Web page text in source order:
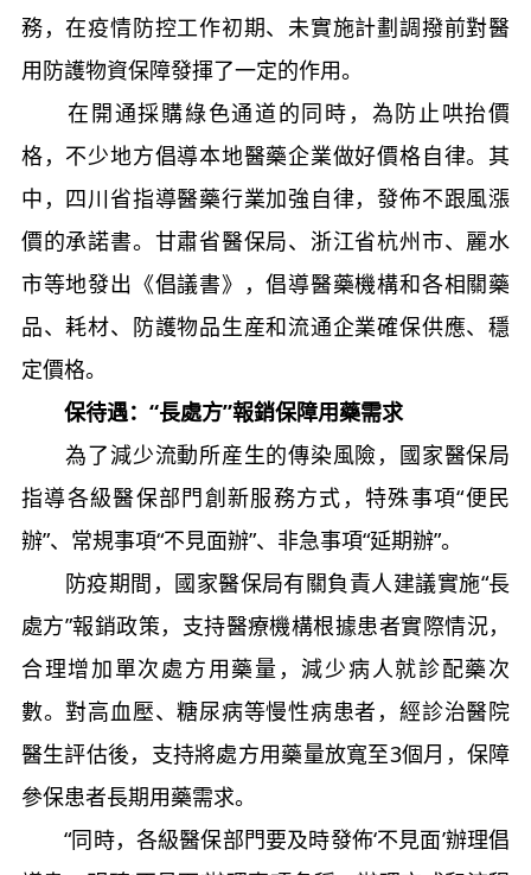
務，在疫情防控工作初期、未實施計劃調撥前對醫
用防護物資保障發揮了一定的作用。
在開通採購綠色通道的同時，為防止哄抬價
格，不少地方倡導本地醫藥企業做好價格自律。其
中，四川省指導醫藥行業加強自律，發佈不跟風漲
價的承諾書。甘肅省醫保局、浙江省杭州市、麗水
市等地發出《倡議書》，倡導醫藥機構和各相關藥
品、耗材、防護物品生産和流通企業確保供應、穩
定價格。
保待遇：“長處方”報銷保障用藥需求
為了減少流動所産生的傳染風險，國家醫保局
指導各級醫保部門創新服務方式，特殊事項“便民
辦”、常規事項“不見面辦”、非急事項“延期辦”。
防疫期間，國家醫保局有關負責人建議實施“長
處方”報銷政策，支持醫療機構根據患者實際情況，
合理增加單次處方用藥量，減少病人就診配藥次
數。對高血壓、糖尿病等慢性病患者，經診治醫院
醫生評估後，支持將處方用藥量放寬至3個月，保障
參保患者長期用藥需求。
“同時，各級醫保部門要及時發佈‘不見面’辦理倡